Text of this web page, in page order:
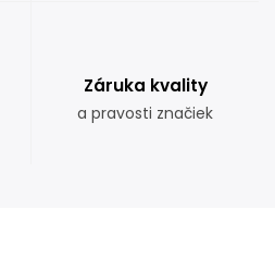
Záruka kvality
a pravosti značiek